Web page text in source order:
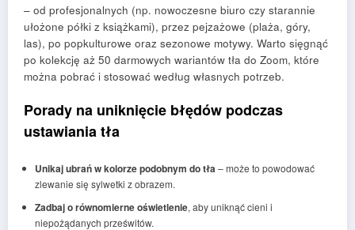
– od profesjonalnych (np. nowoczesne biuro czy starannie
ułożone półki z książkami), przez pejzażowe (plaża, góry,
las), po popkulturowe oraz sezonowe motywy. Warto sięgnąć
po kolekcję aż 50 darmowych wariantów tła do Zoom, które
można pobrać i stosować według własnych potrzeb.
Porady na uniknięcie błędów podczas
ustawiania tła
Unikaj ubrań w kolorze podobnym do tła – może to powodować
zlewanie się sylwetki z obrazem.
Zadbaj o równomierne oświetlenie, aby uniknąć cieni i
niepożądanych prześwitów.